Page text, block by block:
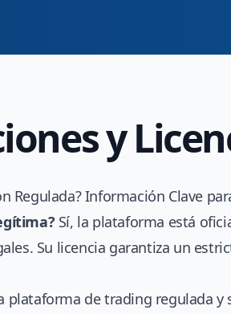
y
Regulada? Información Clave
Sí, la plataforma está
Su licencia garantiza un
plataforma de trading regulada